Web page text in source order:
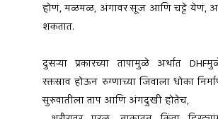
होणं, मळमळ, अंगावर सूज आणि चट्टे येणं,
शकतात.
दुसऱ्या प्रकारच्या तापामुळे अर्थात
रक्तस्राव होऊन रुग्णाच्या जिवाला धोका
सुरुवातीला ताप आणि अंगदुखी होतेच,